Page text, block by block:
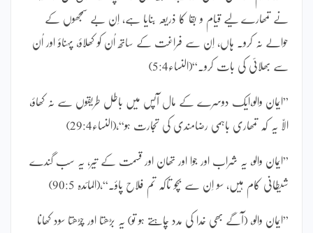
نے تمھارے لیے قیام و بقا کا ذریعہ بنایا ہے، اِن بے سمجھوں کے
حوالے نہ کرو۔ ہاں، اِن سے فراغت کے ساتھ اُن کو کھلاؤ، پہناؤ اور اُن
سے بھلائی کی بات کرو۔“(النساء5:4)
”ایمان والو،ایک دوسرے کے مال آپس میں باطل طریقوں سے نہ کھاؤ،
الاّ یہ کہ تمھاری باہمی رضامندی کی تجارت ہو“،(النساء29:4)
”ایمان والو، یہ شراب اور جوا اور تھان اور قسمت کے تیر، یہ سب گندے
شیطانی کام ہیں، سو اِن سے بچو تاکہ تم فلاح پاؤ۔“،(المائدہ 90:5)
”ایمان والو، (آگے بھی خدا کی مدد چاہتے ہو تو) یہ بڑھتا اور چڑھتا سود کھانا